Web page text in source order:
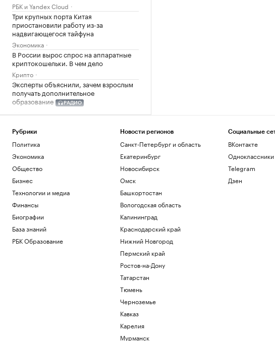
РБК и Yandex Cloud
Три крупных порта Китая
приостановили работу из-за
надвигающегося тайфуна
Экономика
В России вырос спрос на аппаратные
криптокошельки. В чем дело
Крипто
Эксперты объяснили, зачем взрослым
получать дополнительное
образование
РАДИО
Общество
хабах для хранения товаров продавцов
Бизнес
Цены на медь показали самый долгий
период роста с 2020 года
Инвестиции
Собянин отчитался о строительстве
соцобъектов в Москве
Общество
открытие получили еще 5 пляжей
Краснодарский край
Назван район Москвы с ростом цен на
Рубрики
Политика
Экономика
Общество
Бизнес
Технологии и медиа
Финансы
Биографии
База знаний
РБК Образование
Новости регионов
Санкт-Петербург и область
Екатеринбург
Новосибирск
Омск
Башкортостан
Вологодская область
Калининград
Краснодарский край
Нижний Новгород
Пермский край
Ростов-на-Дону
Татарстан
Тюмень
Черноземье
Кавказ
Карелия
Мурманск
Социальные
ВКонтакте
Одноклассники
Telegram
Дзен